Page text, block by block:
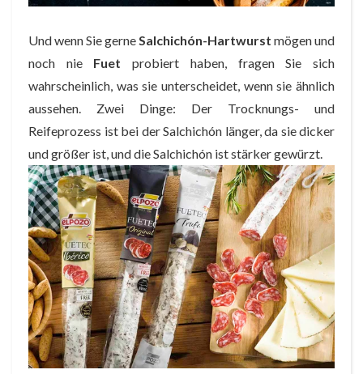
Und wenn Sie gerneSalchichón-Hartwurst mögen und
noch nie Fuet probiert haben, fragen Sie sich
wahrscheinlich, was sie unterscheidet, wenn sie ähnlich
aussehen. Zwei Dinge: Der Trocknungs- und
Reifeprozess ist bei der Salchichón länger, da sie dicker
und größer ist, und die Salchichón ist stärker gewürzt.